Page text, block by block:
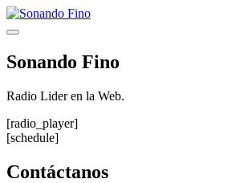
Saltar
al
Menú
Sonando Fino
Radio Lider en la Web.
[radio_player]
[schedule]
Contáctanos